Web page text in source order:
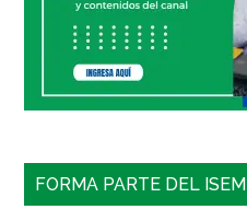
FORMA PARTE DEL ISEM